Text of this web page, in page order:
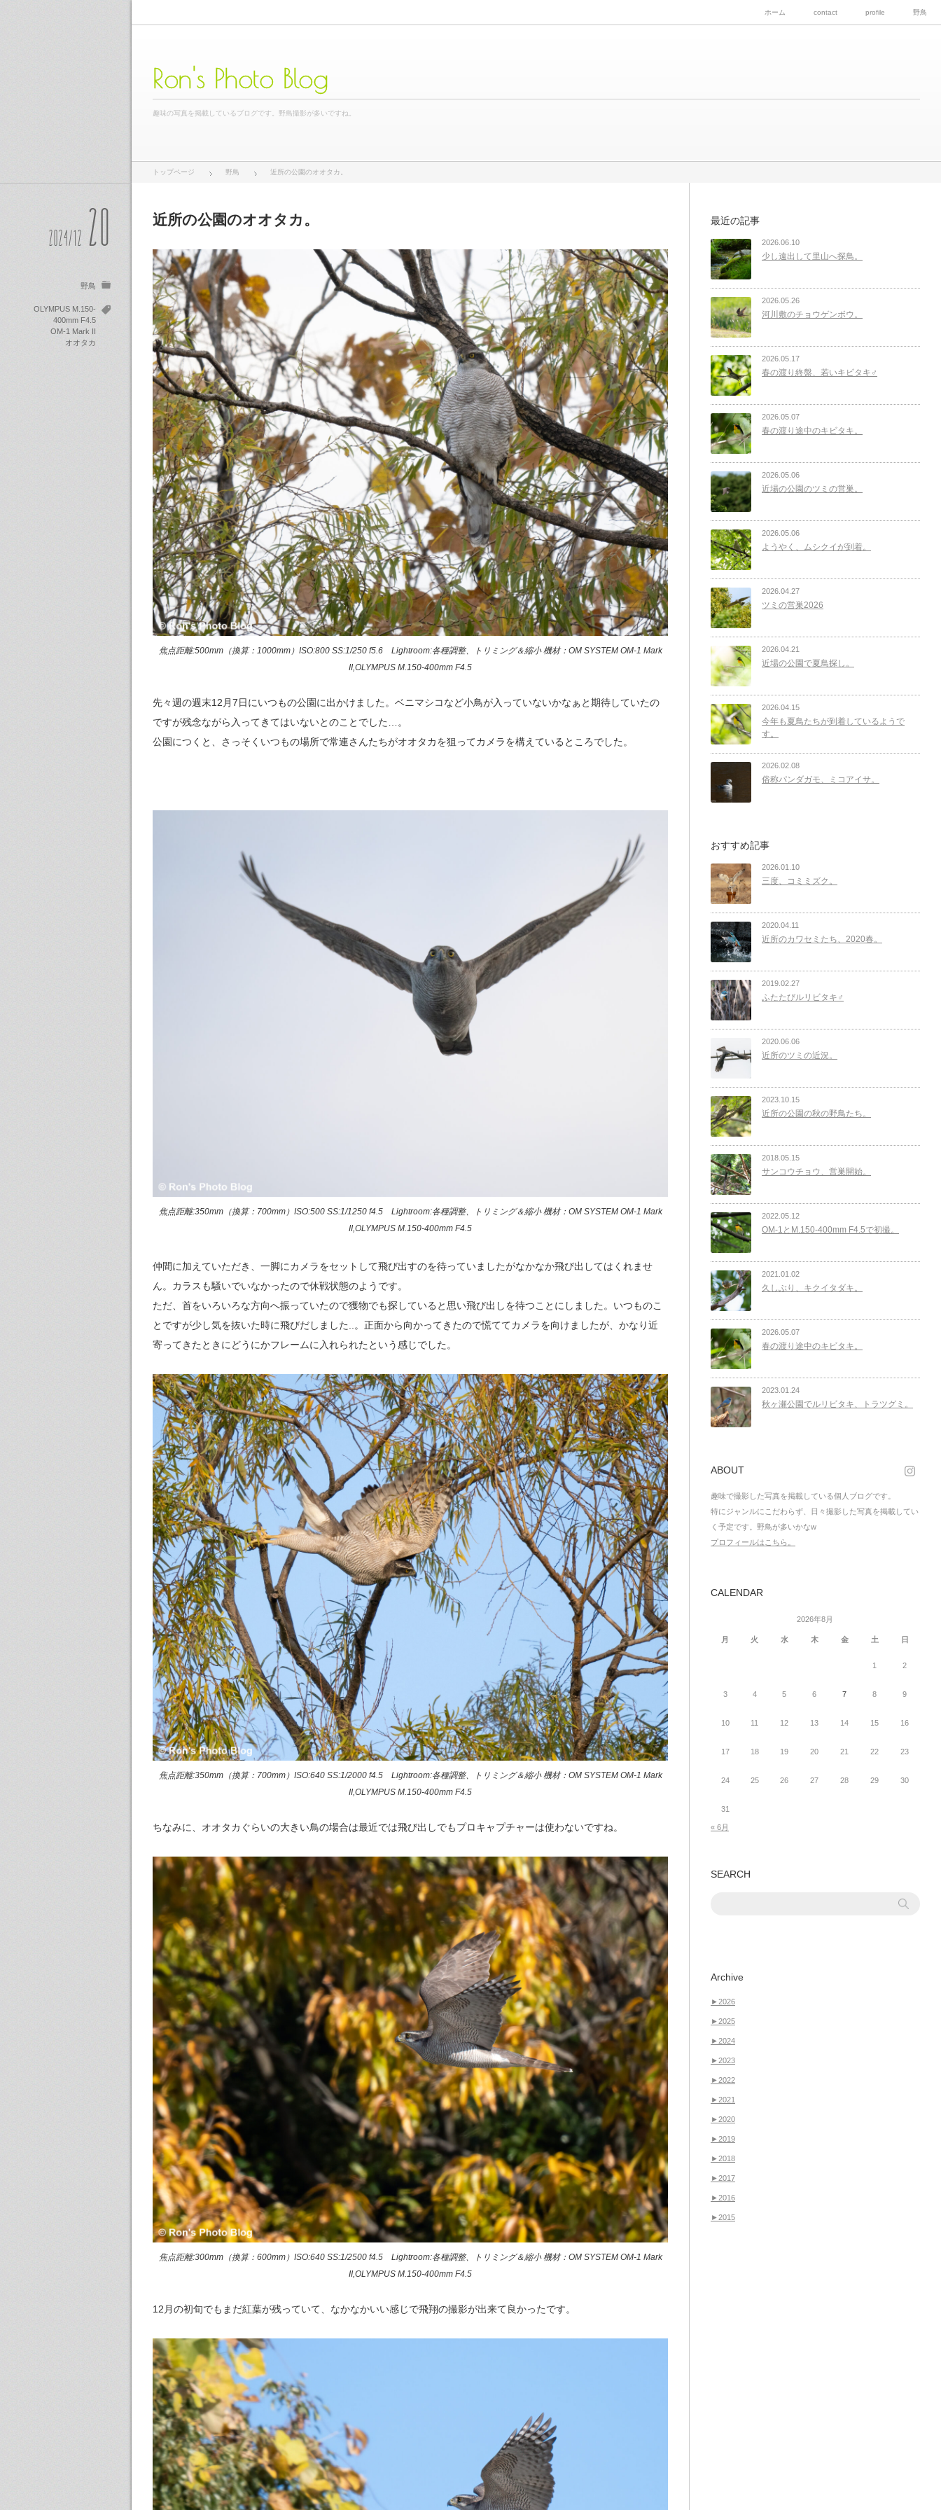
Ron's Photo Blog
趣味の写真を掲載しているブログです。野鳥撮影が多いですね。
ホーム contact profile 野鳥
トップページ 野鳥 近所の公園のオオタカ。
近所の公園のオオタカ。
2024/12 20
野鳥
OLYMPUS M.150-
400mm F4.5
OM-1 Mark II
オオタカ
焦点距離:500mm（換算：1000mm）ISO:800 SS:1/250 f5.6 Lightroom:各種調整、トリミング＆縮小 機材：OM SYSTEM OM-1 Mark
II,OLYMPUS M.150-400mm F4.5
先々週の週末12月7日にいつもの公園に出かけました。ベニマシコなど小鳥が入っていないかなぁと期待していたの
ですが残念ながら入ってきてはいないとのことでした…。
公園につくと、さっそくいつもの場所で常連さんたちがオオタカを狙ってカメラを構えているところでした。
焦点距離:350mm（換算：700mm）ISO:500 SS:1/1250 f4.5 Lightroom:各種調整、トリミング＆縮小 機材：OM SYSTEM OM-1 Mark
II,OLYMPUS M.150-400mm F4.5
仲間に加えていただき、一脚にカメラをセットして飛び出すのを待っていましたがなかなか飛び出してはくれませ
ん。カラスも騒いでいなかったので休戦状態のようです。
ただ、首をいろいろな方向へ振っていたので獲物でも探していると思い飛び出しを待つことにしました。いつものこ
とですが少し気を抜いた時に飛びだしました..。正面から向かってきたので慌ててカメラを向けましたが、かなり近
寄ってきたときにどうにかフレームに入れられたという感じでした。
焦点距離:350mm（換算：700mm）ISO:640 SS:1/2000 f4.5 Lightroom:各種調整、トリミング＆縮小 機材：OM SYSTEM OM-1 Mark
II,OLYMPUS M.150-400mm F4.5
ちなみに、オオタカぐらいの大きい鳥の場合は最近では飛び出しでもプロキャプチャーは使わないですね。
焦点距離:300mm（換算：600mm）ISO:640 SS:1/2500 f4.5 Lightroom:各種調整、トリミング＆縮小 機材：OM SYSTEM OM-1 Mark
II,OLYMPUS M.150-400mm F4.5
12月の初旬でもまだ紅葉が残っていて、なかなかいい感じで飛翔の撮影が出来て良かったです。
最近の記事
2026.06.10
少し遠出して里山へ探鳥。
2026.05.26
河川敷のチョウゲンボウ。
2026.05.17
春の渡り終盤、若いキビタキ♂
2026.05.07
春の渡り途中のキビタキ。
2026.05.06
近場の公園のツミの営巣。
2026.05.06
ようやく、ムシクイが到着。
2026.04.27
ツミの営巣2026
2026.04.21
近場の公園で夏鳥探し。
2026.04.15
今年も夏鳥たちが到着しているようで
す。
2026.02.08
俗称パンダガモ、ミコアイサ。
おすすめ記事
2026.01.10
三度、コミミズク。
2020.04.11
近所のカワセミたち、2020春。
2019.02.27
ふたたびルリビタキ♂
2020.06.06
近所のツミの近況。
2023.10.15
近所の公園の秋の野鳥たち。
2018.05.15
サンコウチョウ、営巣開始。
2022.05.12
OM-1とM.150-400mm F4.5で初撮。
2021.01.02
久しぶり、キクイタダキ。
2026.05.07
春の渡り途中のキビタキ。
2023.01.24
秋ヶ瀬公園でルリビタキ、トラツグミ。
ABOUT
趣味で撮影した写真を掲載している個人ブログです。
特にジャンルにこだわらず、日々撮影した写真を掲載してい
く予定です。野鳥が多いかなw
プロフィールはこちら。
CALENDAR
2026年8月
月 火 水 木 金 土 日
1 2
3 4 5 6 7 8 9
10 11 12 13 14 15 16
17 18 19 20 21 22 23
24 25 26 27 28 29 30
31
« 6月
SEARCH
Archive
►2026
►2025
►2024
►2023
►2022
►2021
►2020
►2019
►2018
►2017
►2016
►2015